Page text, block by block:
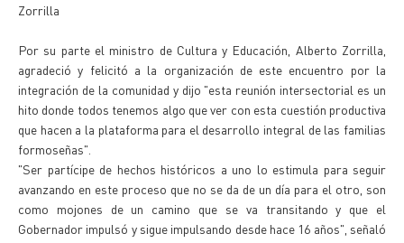
Zorrilla
Por su parte el ministro de Cultura y Educación, Alberto Zorrilla,
agradeció y felicitó a la organización de este encuentro por la
integración de la comunidad y dijo "esta reunión intersectorial es un
hito donde todos tenemos algo que ver con esta cuestión productiva
que hacen a la plataforma para el desarrollo integral de las familias
formoseñas".
"Ser partícipe de hechos históricos a uno lo estimula para seguir
avanzando en este proceso que no se da de un día para el otro, son
como mojones de un camino que se va transitando y que el
Gobernador impulsó y sigue impulsando desde hace 16 años", señaló